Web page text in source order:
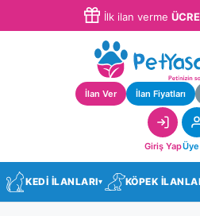
İlk ilan verme
İlan Ver İlan Fiyatları
Giriş Yap
KEDİ İLANLARI▾ KÖPEK